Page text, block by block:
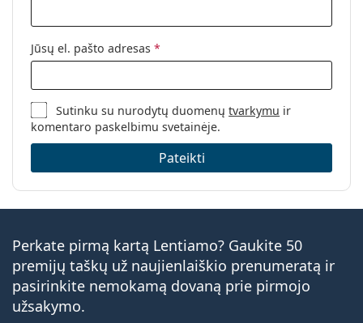
Jūsų el. pašto adresas *
Sutinku su nurodytų duomenųtvarkymu ir
komentaro paskelbimu svetainėje.
Pateikti
Perkate pirmą kartą Lentiamo? Gaukite 50
premijų taškų už naujienlaiškio prenumeratą ir
pasirinkite nemokamą dovaną prie pirmojo
užsakymo.